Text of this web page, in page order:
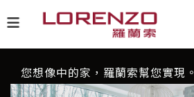
您想像中的家，羅蘭索幫您實現。